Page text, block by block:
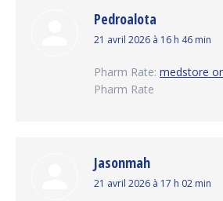
Pedroalota
dit
21 avril 2026 à 16 h 46 min
Pharm Rate: medstore
Pharm Rate
Jasonmah
dit
21 avril 2026 à 17 h 02 min